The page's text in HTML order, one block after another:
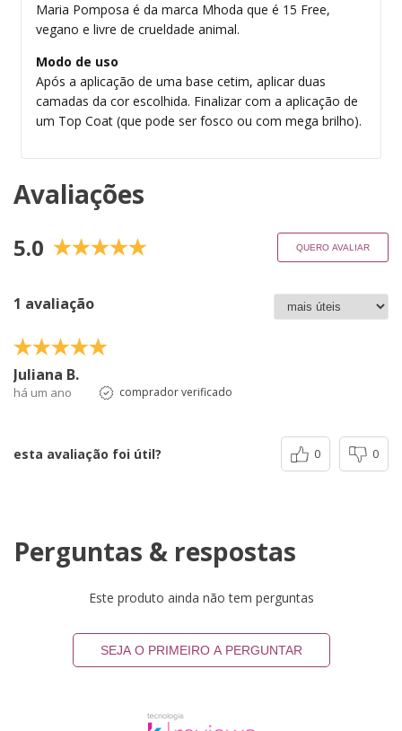
Maria Pomposa é da marca Mhoda que é 15 Free,
vegano e livre de crueldade animal.
Modo de uso
Após a aplicação de uma base cetim, aplicar duas
camadas da cor escolhida. Finalizar com a aplicação de
um Top Coat (que pode ser fosco ou com mega brilho).
Avaliações
5.0 QUERO AVALIAR
1 avaliação
Juliana B.
há um ano comprador verificado
esta avaliação foi útil? 0 0
Perguntas & respostas
Este produto ainda não tem perguntas
SEJA O PRIMEIRO A PERGUNTAR